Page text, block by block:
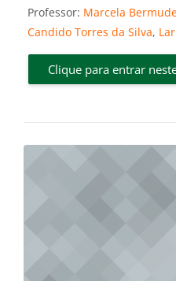
Professor: Marcela
Candido Torres da Silva,
Clique para entrar